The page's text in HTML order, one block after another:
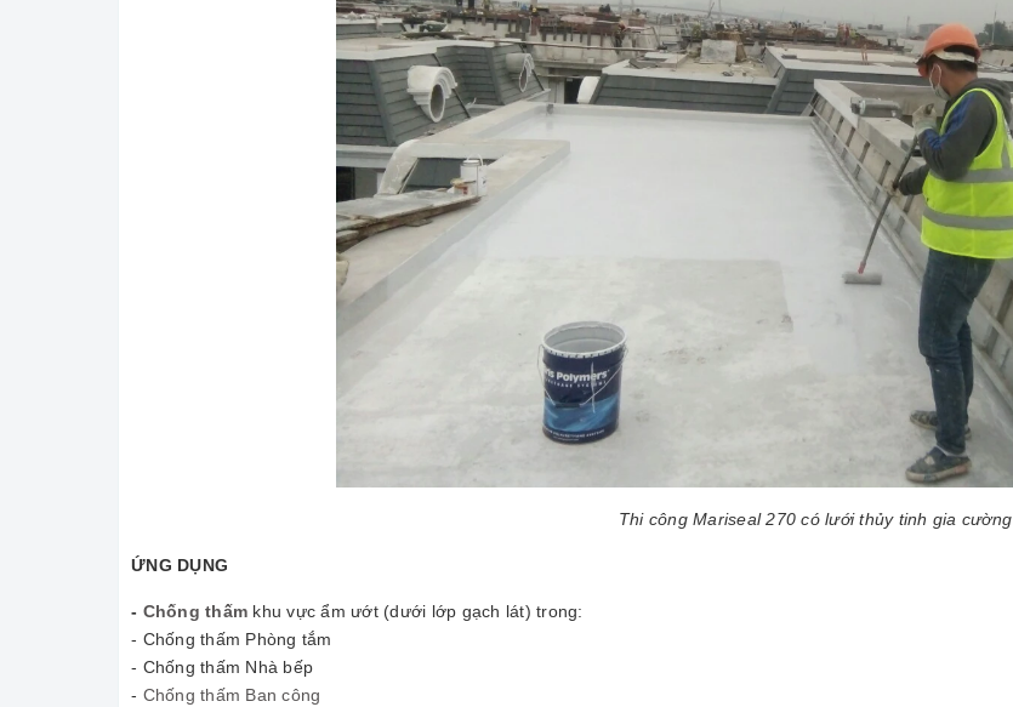
Thi công Mariseal 270 có lưới thủy tinh gia cường
ỨNG DỤNG
- Chống thấm khu vực ẩm ướt (dưới lớp gạch lát) trong:
- Chống thấm Phòng tắm
- Chống thấm Nhà bếp
- Chống thấm Ban công